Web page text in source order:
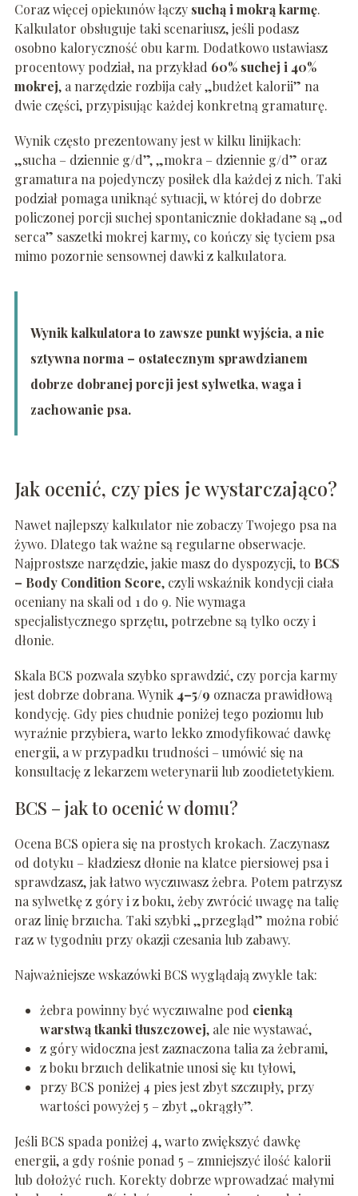
Coraz więcej opiekunów łączy suchą i mokrą karmę.
Kalkulator obsługuje taki scenariusz, jeśli podasz
osobno kaloryczność obu karm. Dodatkowo ustawiasz
procentowy podział, na przykład 60% suchej i 40%
mokrej, a narzędzie rozbija cały „budżet kalorii” na
dwie części, przypisując każdej konkretną gramaturę.
Wynik często prezentowany jest w kilku linijkach:
„sucha – dziennie g/d”, „mokra – dziennie g/d” oraz
gramatura na pojedynczy posiłek dla każdej z nich. Taki
podział pomaga uniknąć sytuacji, w której do dobrze
policzonej porcji suchej spontanicznie dokładane są „od
serca” saszetki mokrej karmy, co kończy się tyciem psa
mimo pozornie sensownej dawki z kalkulatora.
Wynik kalkulatora to zawsze punkt wyjścia, a nie
sztywna norma – ostatecznym sprawdzianem
dobrze dobranej porcji jest sylwetka, waga i
zachowanie psa.
Jak ocenić, czy pies je wystarczająco?
Nawet najlepszy kalkulator nie zobaczy Twojego psa na
żywo. Dlatego tak ważne są regularne obserwacje.
Najprostsze narzędzie, jakie masz do dyspozycji, to BCS
– Body Condition Score, czyli wskaźnik kondycji ciała
oceniany na skali od 1 do 9. Nie wymaga
specjalistycznego sprzętu, potrzebne są tylko oczy i
dłonie.
Skala BCS pozwala szybko sprawdzić, czy porcja karmy
jest dobrze dobrana. Wynik4–5/9 oznacza prawidłową
kondycję. Gdy pies chudnie poniżej tego poziomu lub
wyraźnie przybiera, warto lekko zmodyfikować dawkę
energii, a w przypadku trudności – umówić się na
konsultację z lekarzem weterynarii lub zoodietetykiem.
BCS – jak to ocenić w domu?
Ocena BCS opiera się na prostych krokach. Zaczynasz
od dotyku – kładziesz dłonie na klatce piersiowej psa i
sprawdzasz, jak łatwo wyczuwasz żebra. Potem patrzysz
na sylwetkę z góry i z boku, żeby zwrócić uwagę na talię
oraz linię brzucha. Taki szybki „przegląd” można robić
raz w tygodniu przy okazji czesania lub zabawy.
Najważniejsze wskazówki BCS wyglądają zwykle tak:
żebra powinny być wyczuwalne pod cienką
warstwą tkanki tłuszczowej, ale nie wystawać,
z góry widoczna jest zaznaczona talia za żebrami,
z boku brzuch delikatnie unosi się ku tyłowi,
przy BCS poniżej 4 pies jest zbyt szczupły, przy
wartości powyżej 5 – zbyt „okrągły”.
Jeśli BCS spada poniżej 4, warto zwiększyć dawkę
energii, a gdy rośnie ponad 5 – zmniejszyć ilość kalorii
lub dołożyć ruch. Korekty dobrze wprowadzać małymi